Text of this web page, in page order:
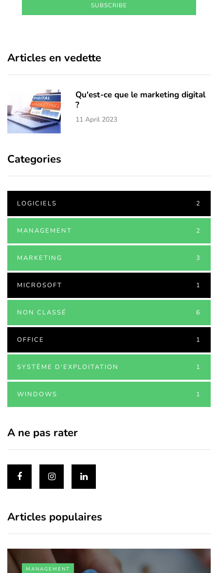
SUBSCRIBE
Articles en vedette
Qu'est-ce que le marketing digital
?
11 April 2023
Categories
LOGICIELS 2
MANAGEMENT 2
MARKETING 3
MICROSOFT 1
NON CLASSÉ 6
OFFICE 1
SYSTÈME D'EXPLOITATION 1
WINDOWS 1
A ne pas rater
Articles populaires
MANAGEMENT